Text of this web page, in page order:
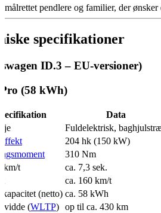
målrettet pendlere og familier, der
specifikationer
ID.3 – EU-versioner)
(58 kWh)
Data
Fuldelektrisk,
204 hk (150 kW)
310 Nm
km/t
ca. 7,3 sek.
ca. 160 km/t
(netto) ca. 58 kWh
(WLTP) op til ca. 430 km